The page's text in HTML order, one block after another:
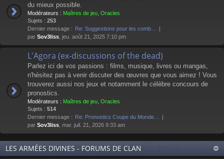
du mieux possible.
Modérateurs : Maîtres de jeu Oracles
Sujets : 253
Dernier message : Re: Suggestions pour les comb…
par Sov3liss , jeu. août 21, 2025 7:10 pm
L'Agora (ex-discussions of the dead)
Parlez ici de vos passions : films, musique, livres ou mangas,
n'hésitez pas à venir discuter des œuvres que vous aimez ! Vous
trouverez aussi nos jeux et notamment le célèbre concours de
pronostics.
Modérateurs : Maîtres de jeu Oracles
Sujets : 514
Dernier message : Re: Pronostics Coupe du Monde…
par Sov3liss , mar. juil. 21, 2026 9:33 am
LES ARMÉES DIVINES - FORUMS DE CLAN